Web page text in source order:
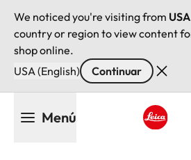
We noticed you're visiting from USA
country or region to view content
shop online.
USA (English)
Continuar
Menú